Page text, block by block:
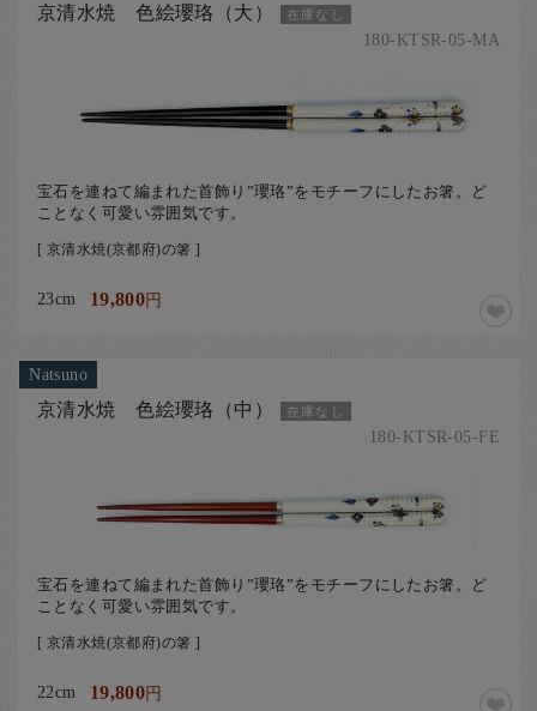
京清水焼 色絵瓔珞（大） 在庫なし
180-KTSR-05-MA
宝石を連ねて編まれた首飾り”瓔珞”をモチーフにしたお箸。ど
ことなく可愛い雰囲気です。
[ 京清水焼(京都府)の箸 ]
23cm 19,800円
Natsuno
京清水焼 色絵瓔珞（中） 在庫なし
180-KTSR-05-FE
宝石を連ねて編まれた首飾り”瓔珞”をモチーフにしたお箸。ど
ことなく可愛い雰囲気です。
[ 京清水焼(京都府)の箸 ]
22cm 19,800円